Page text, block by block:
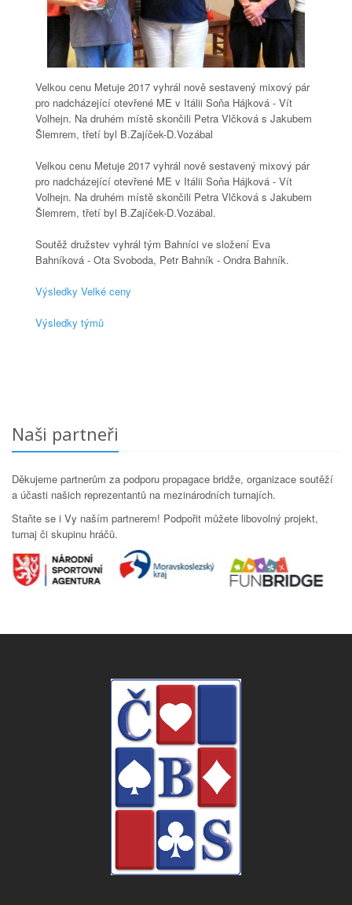
Velkou cenu Metuje 2017 vyhrál nově sestavený mixový pár
pro nadcházející otevřené ME v Itálii Soňa Hájková - Vít
Volhejn. Na druhém místě skončili Petra Vlčková s Jakubem
Šlemrem, třetí byl B.Zajíček-D.Vozábal
Velkou cenu Metuje 2017 vyhrál nově sestavený mixový pár
pro nadcházející otevřené ME v Itálii Soňa Hájková - Vít
Volhejn. Na druhém místě skončili Petra Vlčková s Jakubem
Šlemrem, třetí byl B.Zajíček-D.Vozábal.
Soutěž družstev vyhrál tým Bahníci ve složení Eva
Bahníková - Ota Svoboda, Petr Bahník - Ondra Bahník.
Výsledky Velké ceny
Výsledky týmů
Naši partneři
Děkujeme partnerům za podporu propagace bridže, organizace soutěží
a účasti našich reprezentantů na mezinárodních turnajích.
Staňte se i Vy naším partnerem! Podpořit můžete libovolný projekt,
turnaj či skupinu hráčů.